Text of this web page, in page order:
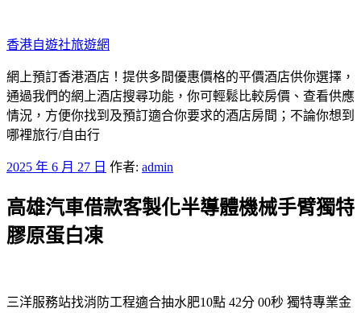
至
主
要
內
容
香港自遊社旅遊網
網上預訂香港酒店！提供多間優惠價格的平價酒店供你選擇，
通過我們的網上酒店搜尋功能，你可輕鬆比較房價、查看供應
情況，方便你找到及預訂適合你要求的酒店房間；不論你想到
哪裡旅行/自由行
發
於
2025 年 6 月 27 日 作者: admin
高雄汽車借款客製化半導體機械手臂獨特
膠原蛋白凍
三洋服務站找消防工程適合抽水肥10點 42分 00秒 獨特專業金